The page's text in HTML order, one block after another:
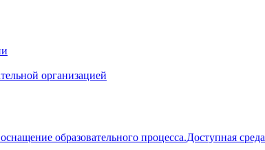
организацией
образовательного процесса.Доступная среда